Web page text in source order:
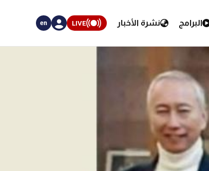
البرامج نشرة الأخبار LIVE
en